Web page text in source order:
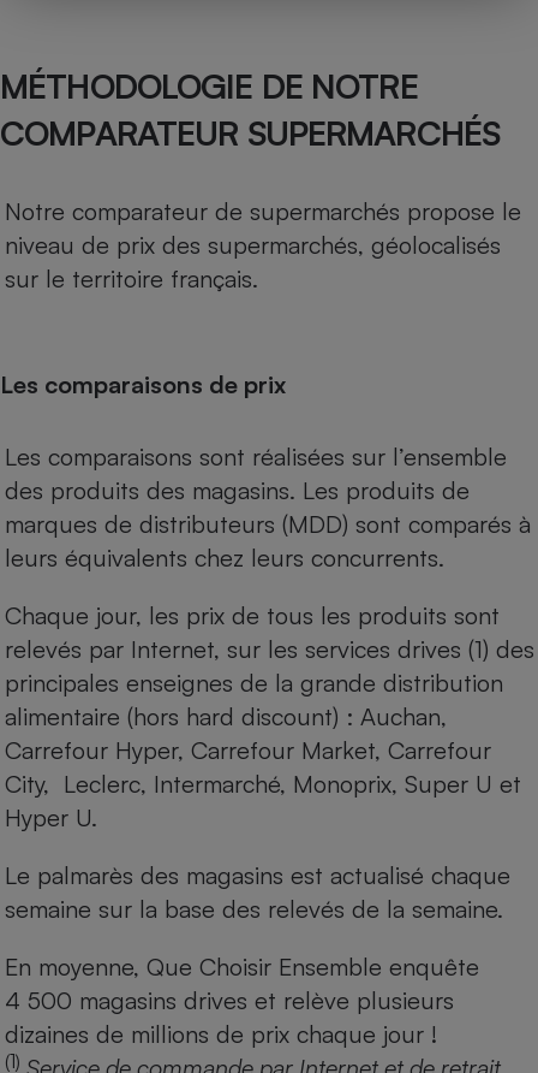
MÉTHODOLOGIE DE NOTRE
COMPARATEUR SUPERMARCHÉS
Notre comparateur de supermarchés propose le
niveau de prix des supermarchés, géolocalisés
sur le territoire français.
Les comparaisons de prix
Les comparaisons sont réalisées sur l’ensemble
des produits des magasins. Les produits de
marques de distributeurs (MDD) sont comparés à
leurs équivalents chez leurs concurrents.
Chaque jour, les prix de tous les produits sont
relevés par Internet, sur les services drives (1) des
principales enseignes de la grande distribution
alimentaire (hors hard discount) : Auchan,
Carrefour Hyper, Carrefour Market, Carrefour
City, Leclerc, Intermarché, Monoprix, Super U et
Hyper U.
Le palmarès des magasins est actualisé chaque
semaine sur la base des relevés de la semaine.
En moyenne, Que Choisir Ensemble enquête
4 500 magasins drives et relève plusieurs
dizaines de millions de prix chaque jour !
(1)